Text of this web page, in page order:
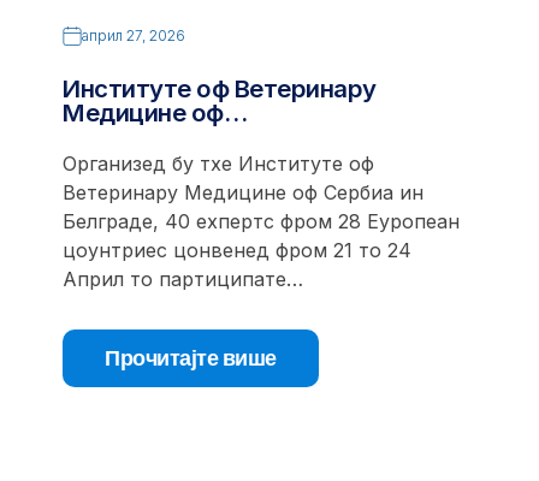
април 27, 2026
Институте оф Ветеринарy
Медицине оф…
Организед бy тхе Институте оф
Ветеринарy Медицине оф Сербиа ин
Белграде, 40 еxпертс фром 28 Еуропеан
цоунтриес цонвенед фром 21 то 24
Април то партиципате…
Прочитајте више